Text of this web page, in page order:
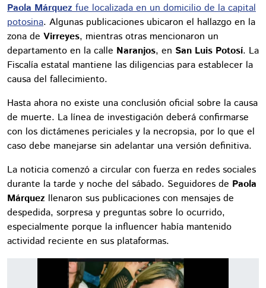
Paola Márquez fue localizada en un domicilio de la capital
potosina. Algunas publicaciones ubicaron el hallazgo en la
zona de Virreyes, mientras otras mencionaron un
departamento en la calle Naranjos, en San Luis Potosí. La
Fiscalía estatal mantiene las diligencias para establecer la
causa del fallecimiento.
Hasta ahora no existe una conclusión oficial sobre la causa
de muerte. La línea de investigación deberá confirmarse
con los dictámenes periciales y la necropsia, por lo que el
caso debe manejarse sin adelantar una versión definitiva.
La noticia comenzó a circular con fuerza en redes sociales
durante la tarde y noche del sábado. Seguidores de Paola
Márquez llenaron sus publicaciones con mensajes de
despedida, sorpresa y preguntas sobre lo ocurrido,
especialmente porque la influencer había mantenido
actividad reciente en sus plataformas.